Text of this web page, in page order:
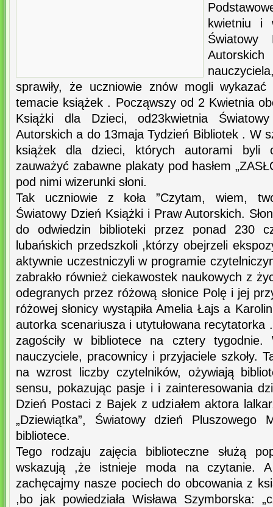
kwietniu i
sprawiły, że uczniowie znów mogli
temacie książek . Począwszy od 2 Kwietnia
Książki dla Dzieci, od23kwietnia
Autorskich a do 13maja Tydzień Bibliotek . W
książek dla dzieci, których autorami byli
zauważyć zabawne plakaty pod hasłem
pod nimi wizerunki słoni.
Tak uczniowie z koła ”Czytam, wiem,
Światowy Dzień Książki i Praw Autorskich.
do odwiedzin biblioteki przez ponad 230
lubańskich przedszkoli ,którzy obejrzeli
aktywnie uczestniczyli w programie
zabrakło również ciekawostek naukowych z
odegranych przez różową słonice Polę i jej
różowej słonicy wystąpiła Amelia Łajs a
autorka scenariusza i utytułowana recytatorka
zagościły w bibliotece na cztery tygodnie.
nauczyciele, pracownicy i przyjaciele szkoły.
na wzrost liczby czytelników, ożywiają
sensu, pokazując pasje i i zainteresowania
Dzień Postaci z Bajek z udziałem aktora
„Dziewiątka”, Światowy dzień Pluszowego
bibliotece.
Tego rodzaju zajęcia biblioteczne służą
wskazują ,że istnieje moda na czytanie.
zachęcajmy nasze pociech do obcowania z
,bo jak powiedziała Wisława Szymborska: